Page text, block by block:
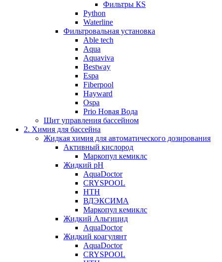
Фильтры КS
Python
Waterline
Фильтровальная установка
Able tech
Aqua
Aquaviva
Bestway
Espa
Fiberpool
Hayward
Ospa
Prio Новая Вода
Щит управления бассейном
2. Химия для бассейна
Жидкая химия для автоматического дозирования
Активный кислород
Маркопул кемиклс
Жидкий pH
AquaDoctor
CRYSPOOL
HTH
ВДЭКСИМА
Маркопул кемиклс
Жидкий Альгицид
AquaDoctor
Жидкий коагулянт
AquaDoctor
CRYSPOOL